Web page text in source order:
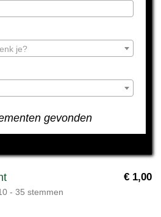
je?
gevonden
€ 1,00
- 35 stemmen